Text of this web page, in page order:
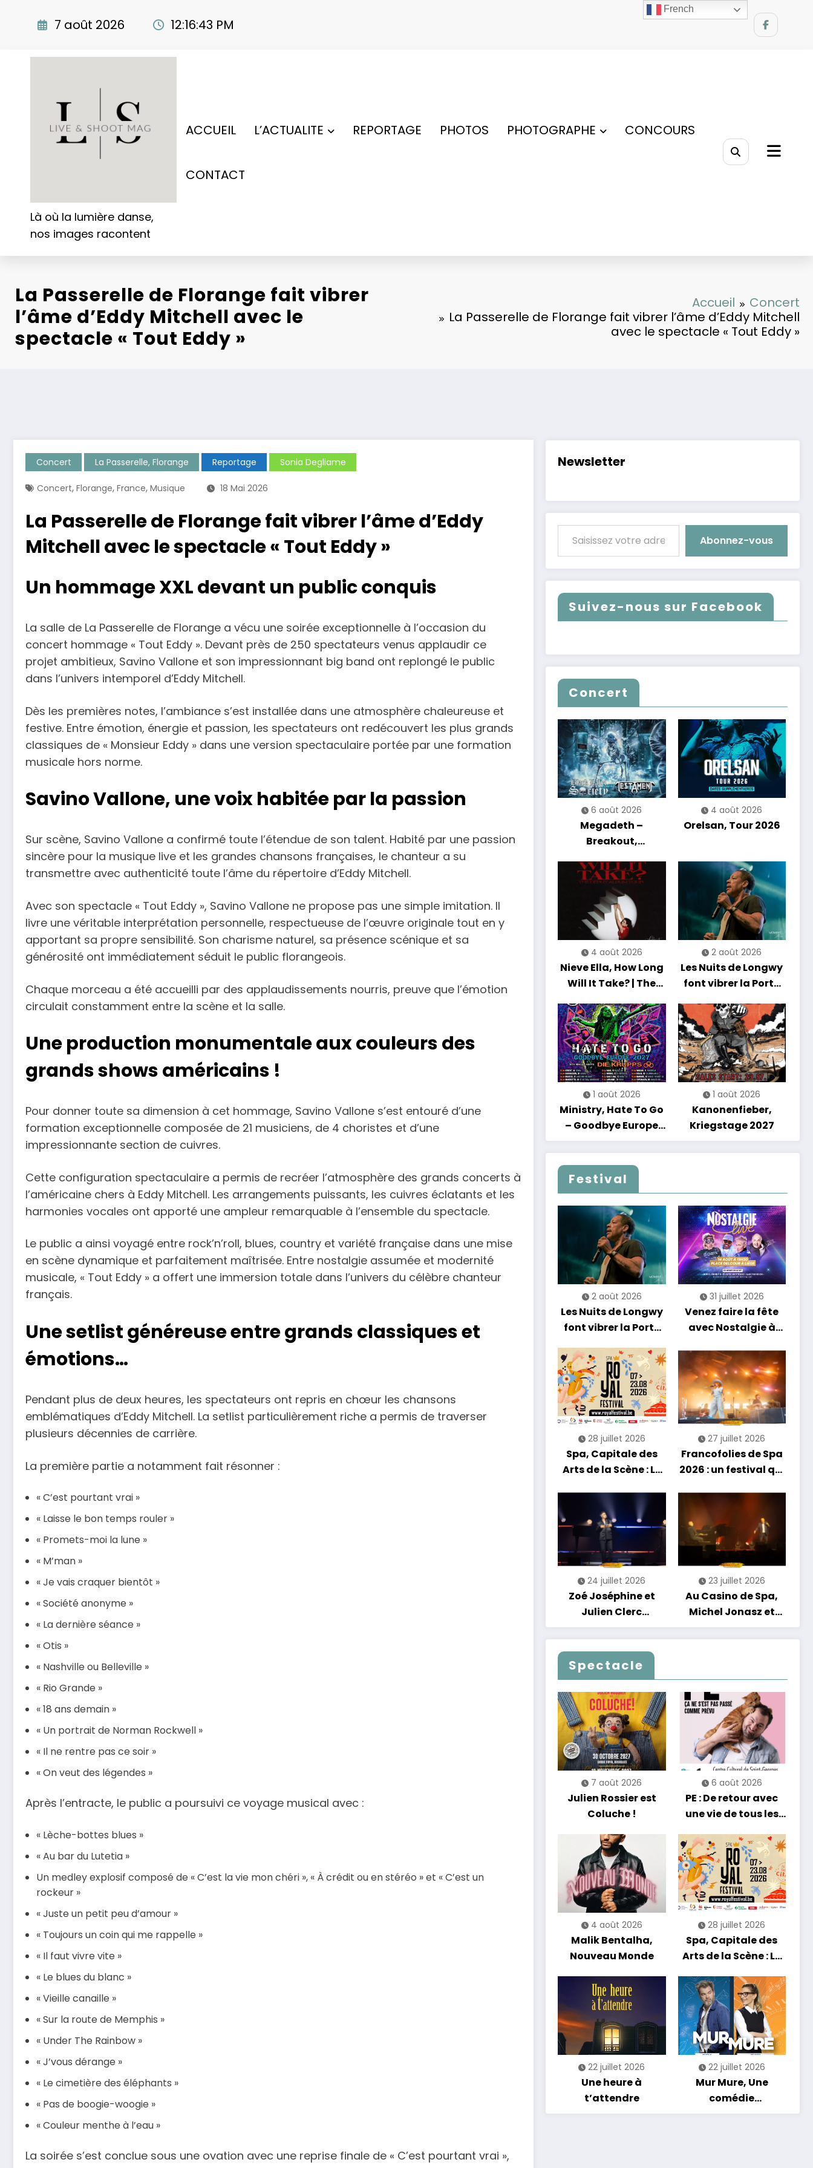
7 août 2026 12:16:44 PM
Là où la lumière danse,
nos images racontent
ACCUEIL L’ACTUALITE REPORTAGE PHOTOS PHOTOGRAPHE CONCOURS
CONTACT
La Passerelle de Florange fait vibrer
l’âme d’Eddy Mitchell avec le
spectacle « Tout Eddy »
Accueil
Concert
La Passerelle de Florange fait vibrer l’âme d’Eddy Mitchell
avec le spectacle « Tout Eddy »
Concert La Passerelle, Florange Reportage Sonia Degliame
Concert, Florange, France, Musique 18 Mai 2026
La Passerelle de Florange fait vibrer l’âme d’Eddy
Mitchell avec le spectacle « Tout Eddy »
Un hommage XXL devant un public conquis
La salle de La Passerelle de Florange a vécu une soirée exceptionnelle à l’occasion du
concert hommage « Tout Eddy ». Devant près de 250 spectateurs venus applaudir ce
projet ambitieux, Savino Vallone et son impressionnant big band ont replongé le public
dans l’univers intemporel d’Eddy Mitchell.
Dès les premières notes, l’ambiance s’est installée dans une atmosphère chaleureuse et
festive. Entre émotion, énergie et passion, les spectateurs ont redécouvert les plus grands
classiques de « Monsieur Eddy » dans une version spectaculaire portée par une formation
musicale hors norme.
Savino Vallone, une voix habitée par la passion
Sur scène, Savino Vallone a confirmé toute l’étendue de son talent. Habité par une passion
sincère pour la musique live et les grandes chansons françaises, le chanteur a su
transmettre avec authenticité toute l’âme du répertoire d’Eddy Mitchell.
Avec son spectacle « Tout Eddy », Savino Vallone ne propose pas une simple imitation. Il
livre une véritable interprétation personnelle, respectueuse de l’œuvre originale tout en y
apportant sa propre sensibilité. Son charisme naturel, sa présence scénique et sa
générosité ont immédiatement séduit le public florangeois.
Chaque morceau a été accueilli par des applaudissements nourris, preuve que l’émotion
circulait constamment entre la scène et la salle.
Une production monumentale aux couleurs des
grands shows américains !
Pour donner toute sa dimension à cet hommage, Savino Vallone s’est entouré d’une
formation exceptionnelle composée de 21 musiciens, de 4 choristes et d’une
impressionnante section de cuivres.
Cette configuration spectaculaire a permis de recréer l’atmosphère des grands concerts à
l’américaine chers à Eddy Mitchell. Les arrangements puissants, les cuivres éclatants et les
harmonies vocales ont apporté une ampleur remarquable à l’ensemble du spectacle.
Le public a ainsi voyagé entre rock’n’roll, blues, country et variété française dans une mise
en scène dynamique et parfaitement maîtrisée. Entre nostalgie assumée et modernité
musicale, « Tout Eddy » a offert une immersion totale dans l’univers du célèbre chanteur
français.
Une setlist généreuse entre grands classiques et
émotions…
Pendant plus de deux heures, les spectateurs ont repris en chœur les chansons
emblématiques d’Eddy Mitchell. La setlist particulièrement riche a permis de traverser
plusieurs décennies de carrière.
La première partie a notamment fait résonner :
« C’est pourtant vrai »
« Laisse le bon temps rouler »
« Promets-moi la lune »
« M’man »
« Je vais craquer bientôt »
« Société anonyme »
« La dernière séance »
« Otis »
« Nashville ou Belleville »
« Rio Grande »
« 18 ans demain »
« Un portrait de Norman Rockwell »
« Il ne rentre pas ce soir »
« On veut des légendes »
Après l’entracte, le public a poursuivi ce voyage musical avec :
« Lèche-bottes blues »
« Au bar du Lutetia »
Un medley explosif composé de « C’est la vie mon chéri », « À crédit ou en stéréo » et « C’est un
rockeur »
« Juste un petit peu d’amour »
« Toujours un coin qui me rappelle »
« Il faut vivre vite »
« Le blues du blanc »
« Vieille canaille »
« Sur la route de Memphis »
« Under The Rainbow »
« J’vous dérange »
« Le cimetière des éléphants »
« Pas de boogie-woogie »
« Couleur menthe à l’eau »
La soirée s’est conclue sous une ovation avec une reprise finale de « C’est pourtant vrai »,
Newsletter
Saisissez votre adresse e-mail…
Abonnez-vous
Suivez-nous sur Facebook
Concert
6 août 2026
Megadeth –
Breakout,
Nations Europe Tour
2027
4 août 2026
Orelsan, Tour 2026
4 août 2026
Nieve Ella, How Long
Will It Take? | The
2 août 2026
Les Nuits de Longwy
font vibrer la Porte
soirée entre
découvertes et
énergie reggae
1 août 2026
Ministry, Hate To Go
– Goodbye Europe
2027
1 août 2026
Kanonenfieber,
Kriegstage 2027
Festival
2 août 2026
Les Nuits de Longwy
font vibrer la Porte
soirée entre
découvertes et
énergie reggae
31 juillet 2026
Venez faire la fête
avec Nostalgie à
28 juillet 2026
Spa, Capitale des
Arts de la Scène : Le
27 juillet 2026
Francofolies de Spa
2026 : un festival qui
nouveautés et
grands moments de
scène
24 juillet 2026
Zoé Joséphine et
Julien Clerc
clôturent en beauté
Les Nuits
Francofolies au
23 juillet 2026
Au Casino de Spa,
Michel Jonasz et
Alain Chamfort
célèbrent le temps
nostalgie
Spectacle
7 août 2026
Julien Rossier est
Coluche !
6 août 2026
PE : De retour avec
une vie de tous les
4 août 2026
Malik Bentalha,
Nouveau Monde
28 juillet 2026
Spa, Capitale des
Arts de la Scène : Le
est Lancé !
22 juillet 2026
Une heure à
t’attendre
22 juillet 2026
Mur Mure, Une
comédie
romantique en
French